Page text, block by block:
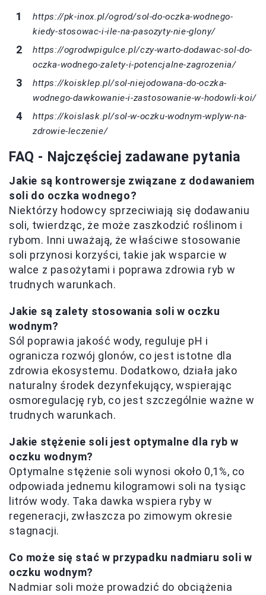
https://pk-inox.pl/ogrod/sol-do-oczka-wodnego-
kiedy-stosowac-i-ile-na-pasozyty-nie-glony/
https://ogrodwpigulce.pl/czy-warto-dodawac-sol-do-
oczka-wodnego-zalety-i-potencjalne-zagrozenia/
https://koisklep.pl/sol-niejodowana-do-oczka-
wodnego-dawkowanie-i-zastosowanie-w-hodowli-koi/
https://koislask.pl/sol-w-oczku-wodnym-wplyw-na-
zdrowie-leczenie/
FAQ - Najczęściej zadawane pytania
Jakie są kontrowersje związane z dodawaniem
soli do oczka wodnego?
Niektórzy hodowcy sprzeciwiają się dodawaniu
soli, twierdząc, że może zaszkodzić roślinom i
rybom. Inni uważają, że właściwe stosowanie
soli przynosi korzyści, takie jak wsparcie w
walce z pasożytami i poprawa zdrowia ryb w
trudnych warunkach.
Jakie są zalety stosowania soli w oczku
wodnym?
Sól poprawia jakość wody, reguluje pH i
ogranicza rozwój glonów, co jest istotne dla
zdrowia ekosystemu. Dodatkowo, działa jako
naturalny środek dezynfekujący, wspierając
osmoregulację ryb, co jest szczególnie ważne w
trudnych warunkach.
Jakie stężenie soli jest optymalne dla ryb w
oczku wodnym?
Optymalne stężenie soli wynosi około 0,1%, co
odpowiada jednemu kilogramowi soli na tysiąc
litrów wody. Taka dawka wspiera ryby w
regeneracji, zwłaszcza po zimowym okresie
stagnacji.
Co może się stać w przypadku nadmiaru soli w
oczku wodnym?
Nadmiar soli może prowadzić do obciążenia